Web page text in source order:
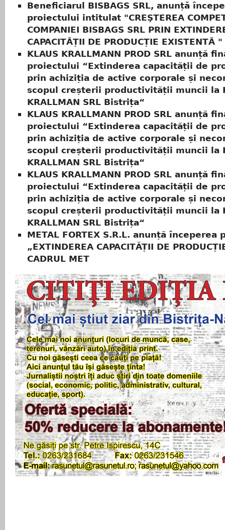
Beneficiarul BISBAGS SRL, anunțǎ
proiectului intitulat "CREŞTEREA
COMPANIEI BISBAGS SRL PRIN
CAPACITǍȚII DE PRODUCȚIE EXISTENTǍ "
KLAUS KRALLMANN PROD SRL anunță
proiectului “Extinderea capacității de
prin achiziția de active corporale și
scopul creșterii productivității muncii la
KRALLMAN SRL Bistrița“
KLAUS KRALLMANN PROD SRL anunță
proiectului “Extinderea capacității de
prin achiziția de active corporale și
scopul creșterii productivității muncii la
KRALLMAN SRL Bistrița“
KLAUS KRALLMANN PROD SRL anunță
proiectului “Extinderea capacității de
prin achiziția de active corporale și
scopul creșterii productivității muncii la
KRALLMAN SRL Bistrița“
METAL FORTEX S.R.L. anunță începerea
„EXTINDEREA CAPACITĂȚII DE
CADRUL MET